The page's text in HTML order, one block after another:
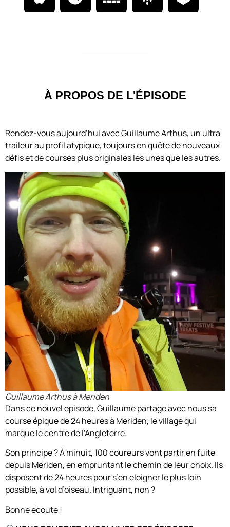
À PROPOS DE L'ÉPISODE
Rendez-vous aujourd’hui avec Guillaume Arthus, un ultra
traileur au profil atypique, toujours en quête de nouveaux
défis et de courses plus originales les unes que les autres.
Guillaume Arthus à Meriden
Dans ce nouvel épisode, Guillaume partage avec nous sa
course épique de 24 heures à Meriden, le village qui
marque le centre de l’Angleterre.
Son principe ? À minuit, 100 coureurs vont partir en fuite
depuis Meriden, en empruntant le chemin de leur choix. Ils
disposent de 24 heures pour s’en éloigner le plus loin
possible, à vol d’oiseau. Intriguant, non ?
Bonne écoute !